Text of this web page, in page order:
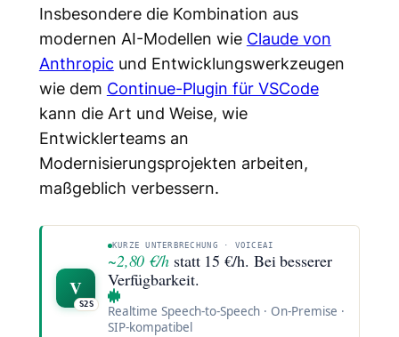
Insbesondere die Kombination aus
modernen AI-Modellen wie Claude von
Anthropicund Entwicklungswerkzeugen
wie dem Continue-Plugin für VSCode
kann die Art und Weise, wie
Entwicklerteams an
Modernisierungsprojekten arbeiten,
maßgeblich verbessern.
V
S2S
KURZE UNTERBRECHUNG · VOICEAI
~2,80 €/h statt 15 €/h. Bei besserer
Verfügbarkeit.
Realtime Speech-to-Speech · On-Premise ·
SIP-kompatibel